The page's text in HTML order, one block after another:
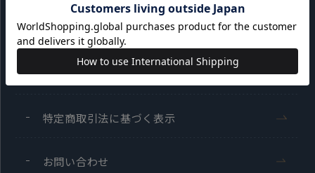
会員利用規約
プライバシーポリシー
特定商取引法に基づく表示
お問い合わせ